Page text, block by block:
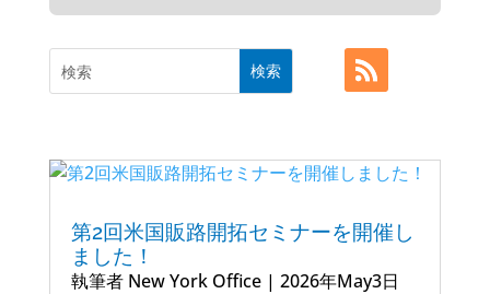
第2回米国販路開拓セミナーを開催し
ました！
執筆者 New York Office| 2026年May3日